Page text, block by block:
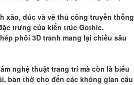
xảo, đúc và vẽ thủ công truyền thống
trưng của kiến trúc Gothic.
phôi 3D tranh mang lại chiều sâu
nghệ thuật trang trí mà còn là biểu
bàn thờ cho đến các không gian cầu